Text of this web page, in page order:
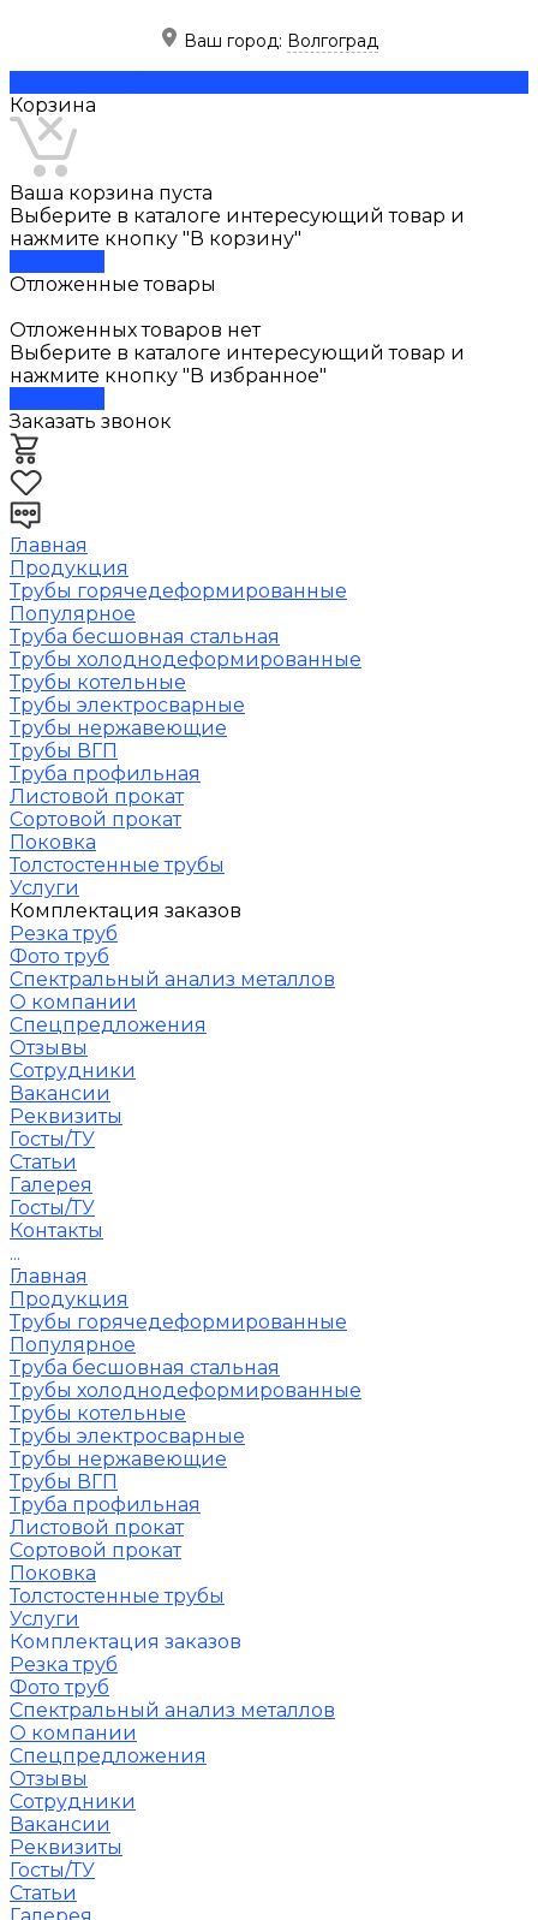
Ваш город: Волгоград
Корзина
Ваша корзина пуста
Выберите в каталоге интересующий товар и
нажмите кнопку "В корзину"
Отложенные товары
Отложенных товаров нет
Выберите в каталоге интересующий товар и
нажмите кнопку "В избранное"
Заказать звонок
Главная
Продукция
Трубы горячедеформированные
Популярное
Труба бесшовная стальная
Трубы холоднодеформированные
Трубы котельные
Трубы электросварные
Трубы нержавеющие
Трубы ВГП
Труба профильная
Листовой прокат
Сортовой прокат
Поковка
Толстостенные трубы
Услуги
Комплектация заказов
Резка труб
Фото труб
Спектральный анализ металлов
О компании
Спецпредложения
Отзывы
Сотрудники
Вакансии
Реквизиты
Госты/ТУ
Статьи
Галерея
Госты/ТУ
Контакты
...
Главная
Продукция
Трубы горячедеформированные
Популярное
Труба бесшовная стальная
Трубы холоднодеформированные
Трубы котельные
Трубы электросварные
Трубы нержавеющие
Трубы ВГП
Труба профильная
Листовой прокат
Сортовой прокат
Поковка
Толстостенные трубы
Услуги
Комплектация заказов
Резка труб
Фото труб
Спектральный анализ металлов
О компании
Спецпредложения
Отзывы
Сотрудники
Вакансии
Реквизиты
Госты/ТУ
Статьи